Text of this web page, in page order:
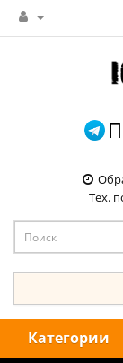
Тех.
Категории